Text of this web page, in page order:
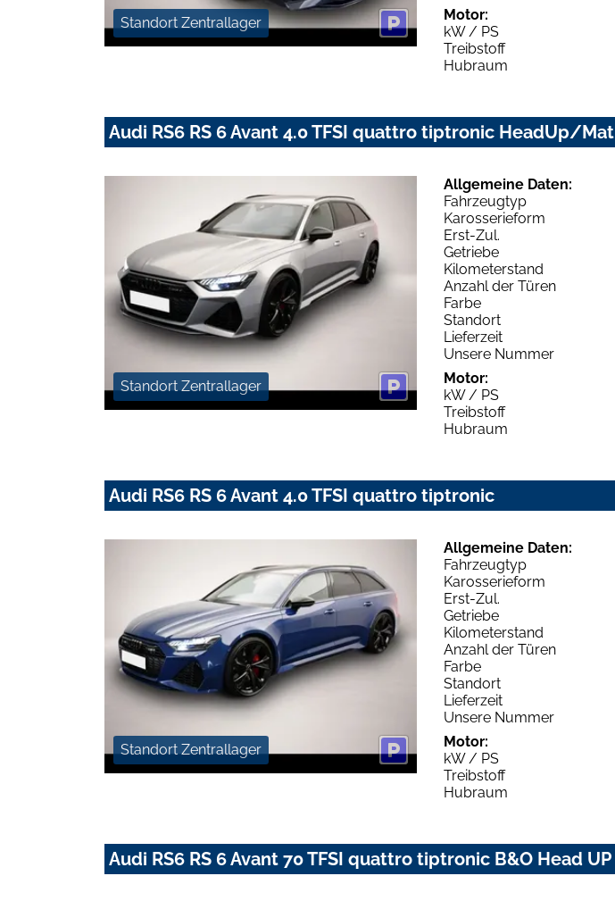
Standort Zentrallager
Motor:
kW / PS
Treibstoff
Hubraum
Audi RS6 RS 6 Avant 4.0 TFSI quattro tiptronic HeadUp/Mat
Standort Zentrallager
Allgemeine Daten:
Fahrzeugtyp
Karosserieform
Erst-Zul.
Getriebe
Kilometerstand
Anzahl der Türen
Farbe
Standort
Lieferzeit
Unsere Nummer
Motor:
kW / PS
Treibstoff
Hubraum
Audi RS6 RS 6 Avant 4.0 TFSI quattro tiptronic
Standort Zentrallager
Allgemeine Daten:
Fahrzeugtyp
Karosserieform
Erst-Zul.
Getriebe
Kilometerstand
Anzahl der Türen
Farbe
Standort
Lieferzeit
Unsere Nummer
Motor:
kW / PS
Treibstoff
Hubraum
Audi RS6 RS 6 Avant 70 TFSI quattro tiptronic B&O Head UP